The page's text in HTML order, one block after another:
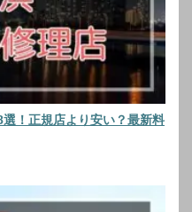
！正規店より安い？最新料